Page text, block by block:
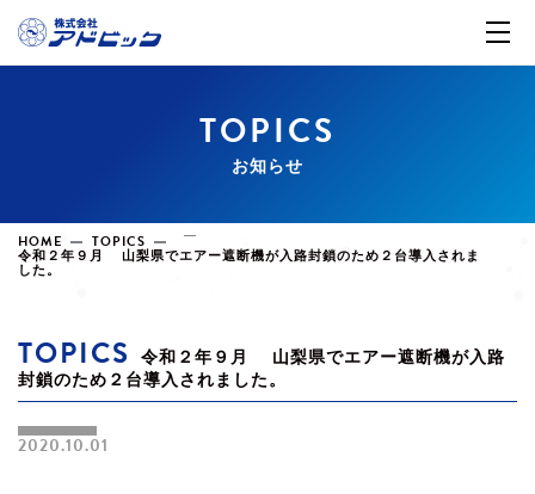
TOPICS
お知らせ
HOME TOPICS
令和２年９月 山梨県でエアー遮断機が入路封鎖のため２台導入されま
した。
TOPICS
令和２年９月 山梨県でエアー遮断機が入路
封鎖のため２台導入されました。
2020.10.01